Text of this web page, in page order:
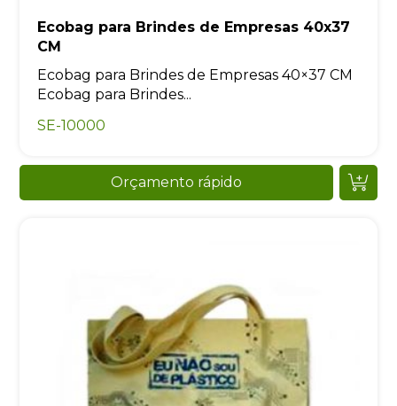
Ecobag para Brindes de Empresas 40x37
CM
Ecobag para Brindes de Empresas 40×37 CM
Ecobag para Brindes...
SE-10000
Orçamento rápido